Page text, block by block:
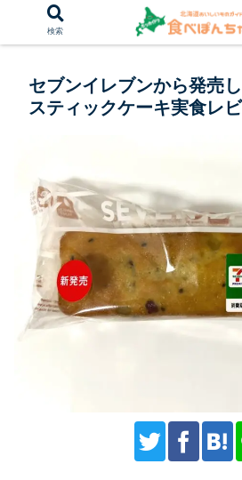
セブンイレブンから発売
スティックケーキ実食レビ
検索